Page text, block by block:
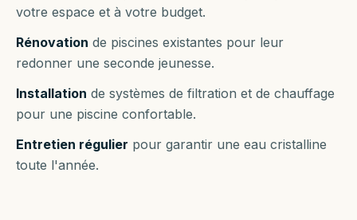
votre espace et à votre budget.
Rénovation de piscines existantes pour leur
redonner une seconde jeunesse.
Installation de systèmes de filtration et de chauffage
pour une piscine confortable.
Entretien régulier pour garantir une eau cristalline
toute l'année.